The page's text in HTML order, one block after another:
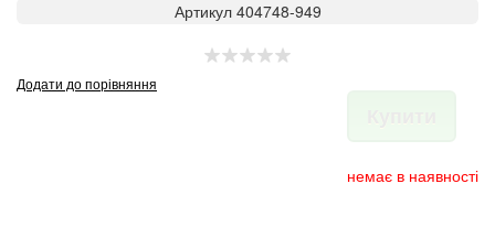
Артикул 404748-949
Додати до порівняння
немає в наявності